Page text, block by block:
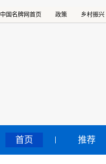
中国名牌网首页 政策 乡村振兴
首页 推荐